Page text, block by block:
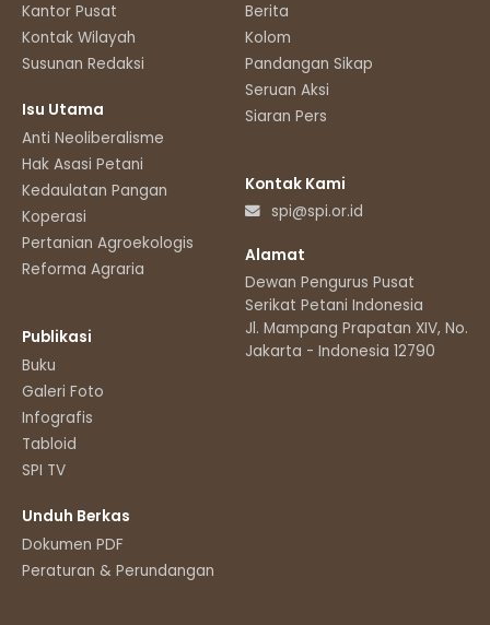
Kantor Pusat
Kontak Wilayah
Susunan Redaksi
Isu Utama
Anti Neoliberalisme
Hak Asasi Petani
Kedaulatan Pangan
Koperasi
Pertanian Agroekologis
Reforma Agraria
Publikasi
Buku
Galeri Foto
Infografis
Tabloid
SPI TV
Unduh Berkas
Dokumen PDF
Peraturan & Perundangan
Berita
Kolom
Pandangan Sikap
Seruan Aksi
Siaran Pers
Kontak Kami
spi@spi.or.id
Alamat
Dewan Pengurus Pusat
Serikat Petani Indonesia
Jl. Mampang Prapatan XIV, No.11
Jakarta - Indonesia 12790